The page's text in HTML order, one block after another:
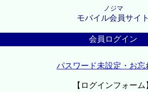
ノジマ
モバイル会員サイト
会員ログイン
パスワード未設定・お忘
【ログインフォーム